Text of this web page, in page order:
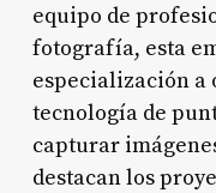
equipo de
fotografía, esta
especialización
tecnología de
capturar
destacan los